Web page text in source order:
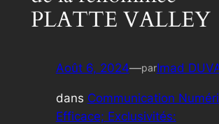
PLATTE VALLEY
Août 6, 2024—parImad
dans Communication
Efficace; Exclusivités: